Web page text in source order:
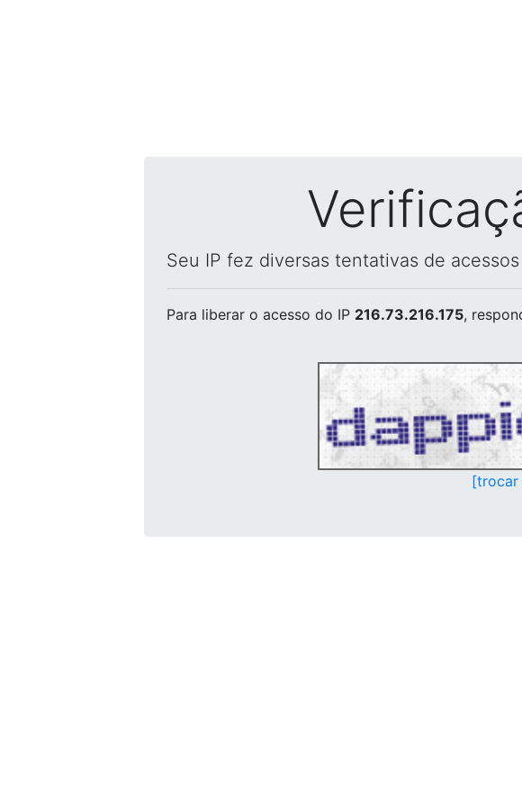
Seu IP fez diversas tentativas de
Para liberar o acesso do IP 216.73.216.175,
[trocar